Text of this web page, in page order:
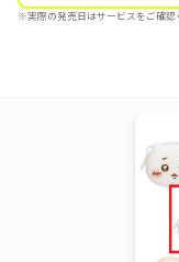
※実際の発売日はサービスをご確認